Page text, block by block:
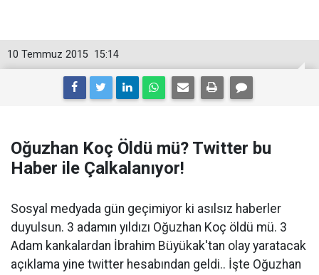
15:14
10 Temmuz 2015
Oğuzhan Koç Öldü mü? Twitter bu
Haber ile Çalkalanıyor!
Sosyal medyada gün geçimiyor ki asılsız haberler
duyulsun. 3 adamın yıldızı Oğuzhan Koç öldü mü. 3
Adam kankalardan İbrahim Büyükak'tan olay yaratacak
açıklama yine twitter hesabından geldi.. İşte Oğuzhan